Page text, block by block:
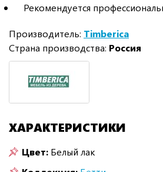
Рекомендуется
Производитель: Timberica
Страна производства: Россия
ХАРАКТЕРИСТИКИ
Цвет: Белый лак